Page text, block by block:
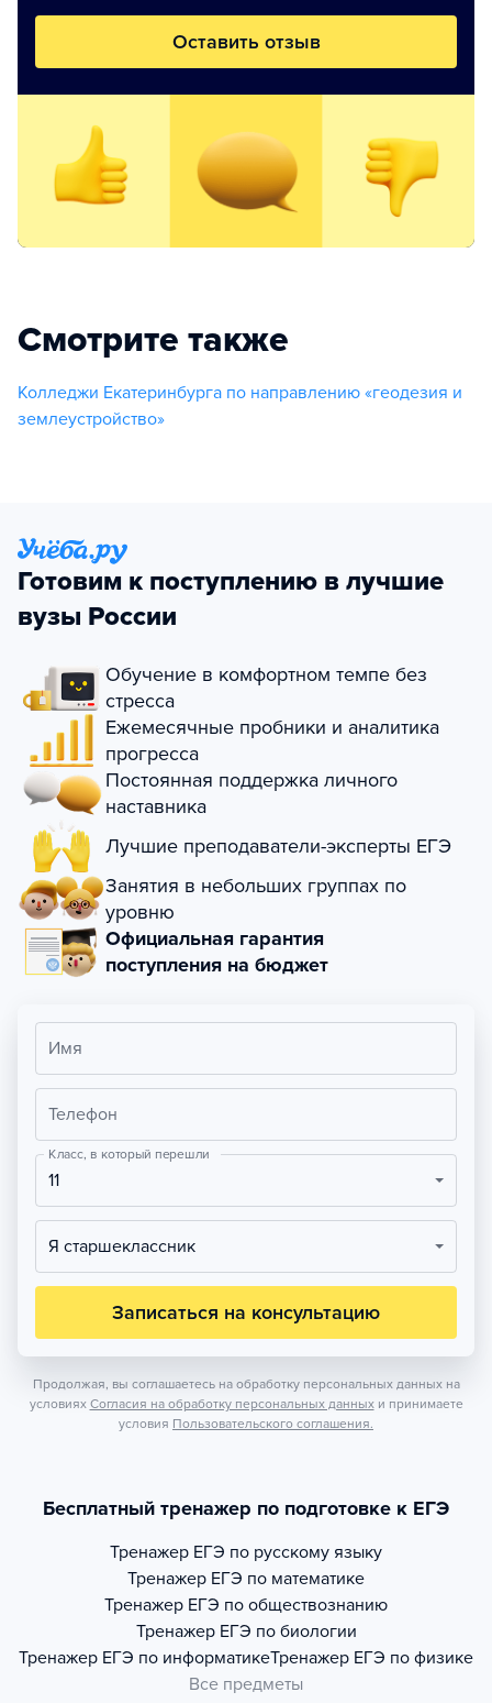
Оставить отзыв
Смотрите также
Колледжи Екатеринбурга по направлению «геодезия и
землеустройство»
Готовим к поступлению в лучшие
вузы России
Обучение в комфортном темпе без
стресса
Ежемесячные пробники и аналитика
прогресса
Постоянная поддержка личного
наставника
Лучшие преподаватели-эксперты ЕГЭ
Занятия в небольших группах по
уровню
Официальная гарантия
поступления на бюджет
Имя
Телефон
Класс, в который перешли
11
Я старшеклассник
Записаться на консультацию
Продолжая, вы соглашаетесь на обработку персональных данных на
условиях Согласия на обработку персональных данных и принимаете
условия Пользовательского соглашения.
Бесплатный тренажер по подготовке к ЕГЭ
Тренажер ЕГЭ по русскому языку
Тренажер ЕГЭ по математике
Тренажер ЕГЭ по обществознанию
Тренажер ЕГЭ по биологии
Тренажер ЕГЭ по информатикеТренажер ЕГЭ по физике
Все предметы